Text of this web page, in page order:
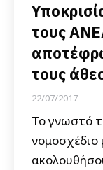
τους
τους
22/07/2017
Το γνωστό